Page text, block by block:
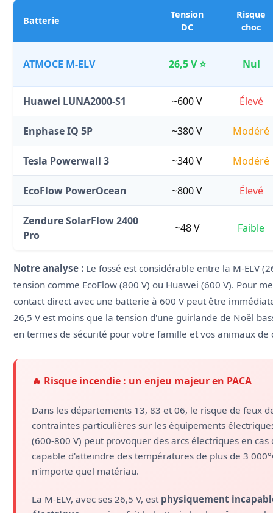
Batterie
Tension
DC
Risque
choc
ATMOCE M-ELV 26,5 V ⭐ Nul
Huawei LUNA2000-S1 ~600 V Élevé
Enphase IQ 5P ~380 V Modéré
Tesla Powerwall 3 ~340 V Modéré
EcoFlow PowerOcean ~800 V Élevé
Zendure SolarFlow 2400
Pro
~48 V Faible
Notre analyse : Le fossé est considérable entre la M-ELV
tension comme EcoFlow (800 V) ou Huawei (600 V). Pour
contact direct avec une batterie à 600 V peut être
26,5 V est moins que la tension d'une guirlande de Noël
en termes de sécurité pour votre famille et vos animaux de
🔥 Risque incendie : un enjeu majeur en PACA
Dans les départements 13, 83 et 06, le risque de feux
contraintes particulières sur les équipements
(600-800 V) peut provoquer des arcs électriques en
capable d'atteindre des températures de plus de 3
n'importe quel matériau.
La M-ELV, avec ses 26,5 V, est physiquement